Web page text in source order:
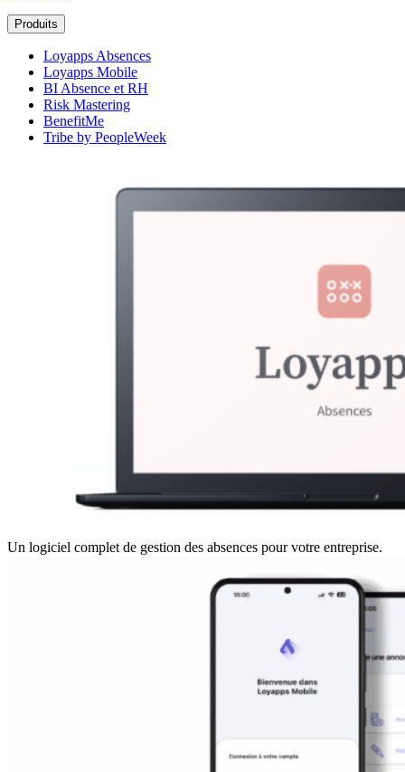
Produits
Loyapps Absences
Loyapps Mobile
BI Absence et RH
Risk Mastering
BenefitMe
Tribe by PeopleWeek
Un logiciel complet de gestion des absences pour votre entreprise.